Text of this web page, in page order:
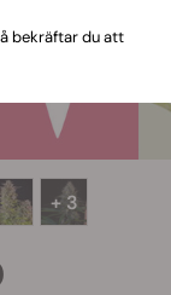
+ 3
bekräftar du att